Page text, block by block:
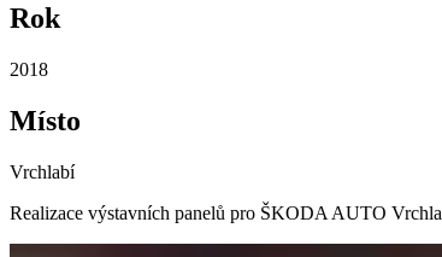
Rok
2018
Místo
Vrchlabí
Realizace výstavních panelů pro ŠKODA AUTO